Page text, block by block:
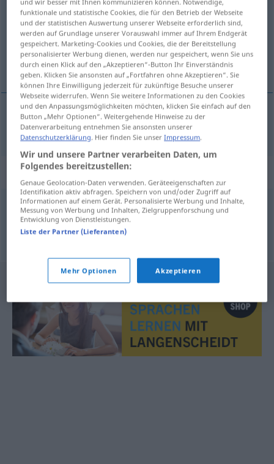
Übersicht aller Übersetzungen
(Für mehr Details die Übersetzung anklicken/antippen)
rimelig, til at forlange
rimelig, til atforlange zumutbar
Synonyme für "zumutbar"
erträglich,akzeptabel,vertretbar,annehmbar ,tragbar
funktionale und statistische Cookies, die für den Betrieb der Webseite
und der statistischen Auswertung unserer Webseite erforderlich sind,
werden auf Grundlage unserer Vorauswahl immer auf Ihrem Endgerät
gespeichert. Marketing-Cookies und Cookies, die der Bereitstellung
personalisierter Werbung dienen, werden nur gespeichert, wenn Sie uns
durch einen Klick auf den „Akzeptieren“-Button Ihr Einverständnis
geben. Klicken Sie ansonsten auf „Fortfahren ohne Akzeptieren“. Sie
können Ihre Einwilligung jederzeit für zukünftige Besuche unserer
Webseite widerrufen. Wenn Sie weitere Informationen zu den Cookies
und den Anpassungsmöglichkeiten möchten, klicken Sie einfach auf den
Button „Mehr Optionen“. Weitergehende Hinweise zu der
Datenverarbeitung entnehmen Sie ansonsten unserer
Datenschutzerklärung . Hier finden Sie unserImpressum
Wir und unsere Partner verarbeiten Daten, um
Folgendes bereitzustellen:
Genaue Geolocation-Daten verwenden. Geräteeigenschaften zur
Identifikation aktiv abfragen. Speichern von und/oder Zugriff auf
Informationen auf einem Gerät. Personalisierte Werbung und Inhalte,
Messung von Werbung und Inhalten, Zielgruppenforschung und
Entwicklung von Dienstleistungen.
Liste der Partner (Lieferanten)
Mehr Optionen Akzeptieren